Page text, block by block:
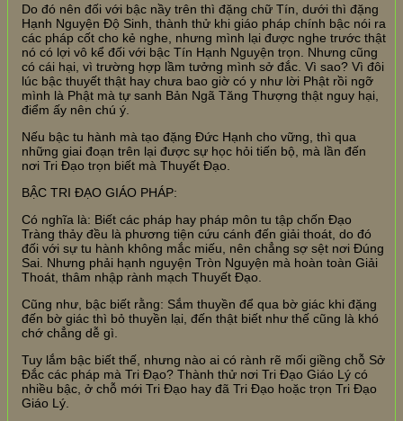
Do đó nên đối với bậc nầy trên thì đặng chữ Tín, dưới thì đặng
Hạnh Nguyện Độ Sinh, thành thử khi giáo pháp chính bậc nói ra
các pháp cốt cho kẻ nghe, nhưng mình lại được nghe trước thật
nó có lợi vô kể đối với bậc Tín Hạnh Nguyện trọn. Nhưng cũng
có cái hại, vì trường hợp lầm tưởng mình sở đắc. Vì sao? Vì đôi
lúc bậc thuyết thật hay chưa bao giờ có y như lời Phật rồi ngỡ
mình là Phật mà tự sanh Bản Ngã Tăng Thượng thật nguy hại,
điểm ấy nên chú ý.
Nếu bậc tu hành mà tạo đặng Đức Hạnh cho vững, thì qua
những giai đoạn trên lại được sự học hỏi tiến bộ, mà lần đến
nơi Tri Đạo trọn biết mà Thuyết Đạo.
BẬC TRI ĐẠO GIÁO PHÁP:
Có nghĩa là: Biết các pháp hay pháp môn tu tập chốn Đạo
Tràng thảy đều là phương tiện cứu cánh đến giải thoát, do đó
đối với sự tu hành không mắc miếu, nên chẳng sợ sệt nơi Đúng
Sai. Nhưng phải hạnh nguyện Tròn Nguyện mà hoàn toàn Giải
Thoát, thâm nhập rành mạch Thuyết Đạo.
Cũng như, bậc biết rằng: Sắm thuyền để qua bờ giác khi đặng
đến bờ giác thì bỏ thuyền lại, đến thật biết như thế cũng là khó
chớ chẳng dễ gì.
Tuy lắm bậc biết thế, nhưng nào ai có rành rẽ mối giềng chỗ Sở
Đắc các pháp mà Tri Đạo? Thành thử nơi Tri Đạo Giáo Lý có
nhiều bậc, ở chỗ mới Tri Đạo hay đã Tri Đạo hoặc trọn Tri Đạo
Giáo Lý.